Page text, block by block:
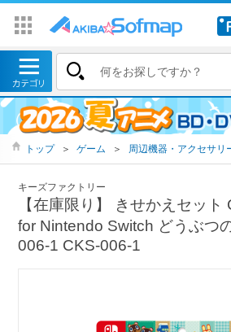
トップ ＞ ゲーム ＞ 周辺機器・アクセサリ
キーズファクトリー
【在庫限り】 きせかえセッ
for Nintendo Switch どうぶつ
006-1 CKS-006-1